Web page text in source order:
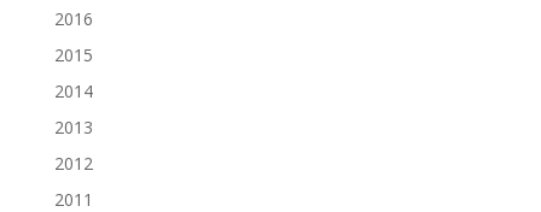
2016
2015
2014
2013
2012
2011